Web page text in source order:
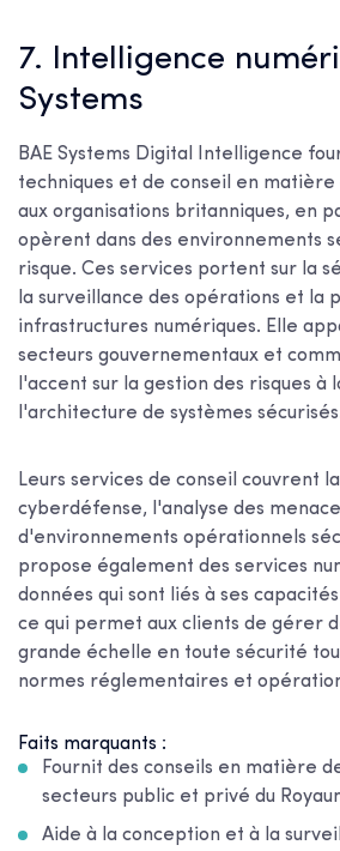
7. Intelligence
Systems
BAE Systems Digital Intelligence
techniques et de conseil en
aux organisations britanniques, en
opèrent dans des environnements
risque. Ces services portent sur la
la surveillance des opérations et la
infrastructures numériques. Elle
secteurs gouvernementaux et
l'accent sur la gestion des risques à
l'architecture de systèmes
Leurs services de conseil couvrent
cyberdéfense, l'analyse des
d'environnements opérationnels
propose également des services
données qui sont liés à ses
ce qui permet aux clients de gérer
grande échelle en toute sécurité
normes réglementaires et
Faits marquants :
Fournit des conseils en matière
secteurs public et privé du
Aide à la conception et à la